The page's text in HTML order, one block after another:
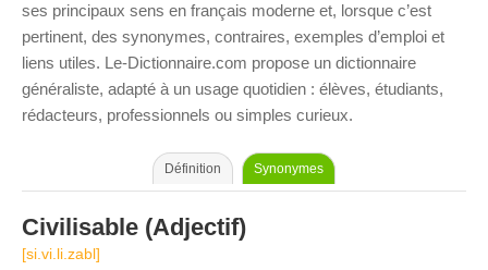
ses principaux sens en français moderne et, lorsque c’est
pertinent, des synonymes, contraires, exemples d’emploi et
liens utiles. Le-Dictionnaire.com propose un dictionnaire
généraliste, adapté à un usage quotidien : élèves, étudiants,
rédacteurs, professionnels ou simples curieux.
Définition Synonymes
Civilisable (Adjectif)
[si.vi.li.zabl]